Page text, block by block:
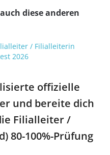
diese anderen
/ Filialleiterin
2026
offizielle
und bereite dich
Filialleiter /
80-100%-Prüfung